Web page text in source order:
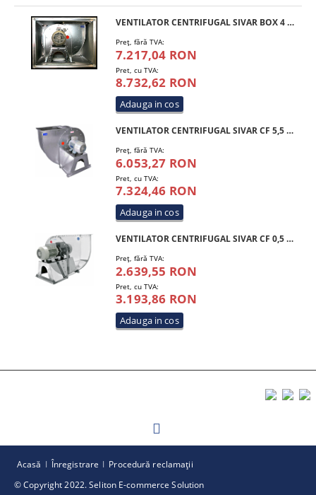
VENTILATOR CENTRIFUGAL SIVAR BOX 4 HP 350 T4
Preţ, fără TVA:
7.217,04 RON
Pret, cu TVA:
8.732,62 RON
VENTILATOR CENTRIFUGAL SIVAR CF 5,5 HP 350 T4
Preţ, fără TVA:
6.053,27 RON
Pret, cu TVA:
7.324,46 RON
VENTILATOR CENTRIFUGAL SIVAR CF 0,5 HP 200 M4 INOX
Preţ, fără TVA:
2.639,55 RON
Pret, cu TVA:
3.193,86 RON
© Copyright 2022. Seliton E-commerce Solution
Acasă Înregistrare Procedură reclamaţii